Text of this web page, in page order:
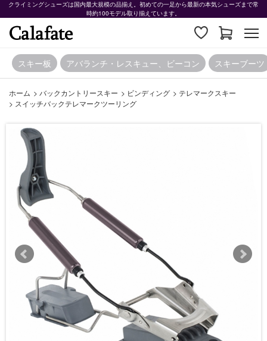
クライミングシューズは国内最大規模の品揃え。初めての一足から最新の本気シューズまで常
時約100モデル取り揃えています。
スキー板 アバランチ・レスキュー、ビーコン スキーブーツ
ホーム > バックカントリースキー > ビンディング > テレマークスキー
> スイッチバックテレマークツーリング